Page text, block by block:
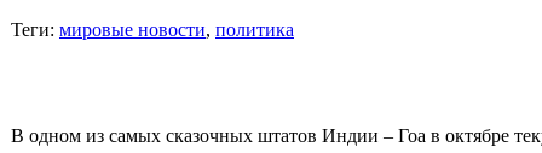
Теги: мировые новости, политика
В одном из самых сказочных штатов Индии – Гоа в октябре